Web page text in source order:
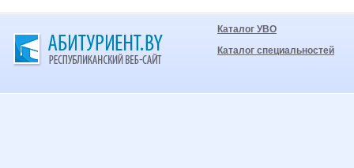
Каталог УВО
Каталог специальностей